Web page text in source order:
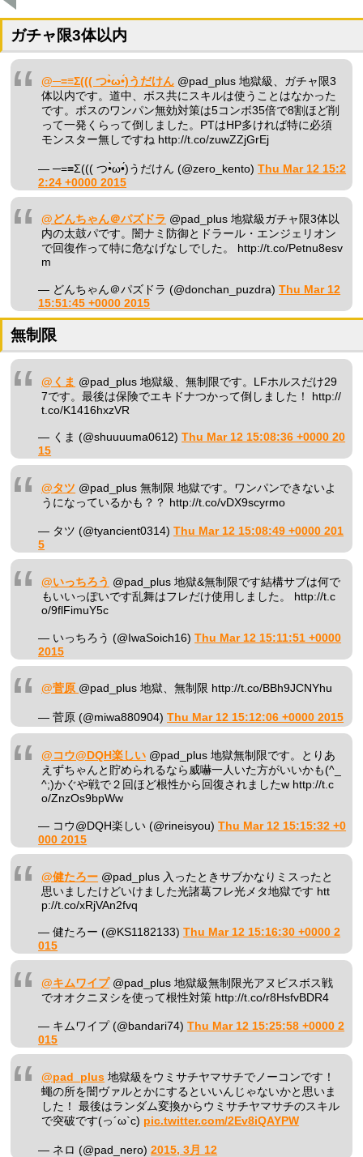
ガチャ限3体以内
@─=≡Σ((( つ•̀ω•́)うだけん @pad_plus 地獄級、ガチャ限3
体以内です。道中、ボス共にスキルは使うことはなかった
です。ボスのワンパン無効対策は5コンボ35倍で8割ほど削
って一発くらって倒しました。PTはHP多ければ特に必須
モンスター無しですね http://t.co/zuwZZjGrEj
— ─=≡Σ((( つ•̀ω•́)うだけん (@zero_kento)Thu Mar 12 15:2
2:24 +0000 2015
@どんちゃん＠パズドラ @pad_plus 地獄級ガチャ限3体以
内の太鼓パです。闇ナミ防御とドラール・エンジェリオン
で回復作って特に危なげなしでした。 http://t.co/Petnu8esv
m
— どんちゃん＠パズドラ (@donchan_puzdra)Thu Mar 12
15:51:45 +0000 2015
無制限
@くま @pad_plus 地獄級、無制限です。LFホルスだけ29
7です。最後は保険でエキドナつかって倒しました！ http://
t.co/K1416hxzVR
— くま (@shuuuuma0612)Thu Mar 12 15:08:36 +0000 20
15
@タツ @pad_plus 無制限 地獄です。ワンパンできないよ
うになっているかも？？ http://t.co/vDX9scyrmo
— タツ (@tyancient0314)Thu Mar 12 15:08:49 +0000 201
5
@いっちろう @pad_plus 地獄&無制限です結構サブは何で
もいいっぽいです乱舞はフレだけ使用しました。 http://t.c
o/9flFimuY5c
— いっちろう (@IwaSoich16)Thu Mar 12 15:11:51 +0000
2015
@菅原 @pad_plus 地獄、無制限 http://t.co/BBh9JCNYhu
— 菅原 (@miwa880904)Thu Mar 12 15:12:06 +0000 2015
@コウ@DQH楽しい @pad_plus 地獄無制限です。とりあ
えずちゃんと貯められるなら威嚇一人いた方がいいかも(^_
^;)かぐや戦で２回ほど根性から回復されましたw http://t.c
o/ZnzOs9bpWw
— コウ@DQH楽しい (@rineisyou)Thu Mar 12 15:15:32 +0
000 2015
@健たろー @pad_plus 入ったときサブかなりミスったと
思いましたけどいけました光諸葛フレ光メタ地獄です htt
p://t.co/xRjVAn2fvq
— 健たろー (@KS1182133)Thu Mar 12 15:16:30 +0000 2
015
@キムワイプ@pad_plus 地獄級無制限光アヌビスボス戦
でオオクニヌシを使って根性対策 http://t.co/r8HsfvBDR4
— キムワイプ (@bandari74)Thu Mar 12 15:25:58 +0000 2
015
@pad_plus 地獄級をウミサチヤマサチでノーコンです！
蠅の所を闇ヴァルとかにするといいんじゃないかと思いま
した！ 最後はランダム変換からウミサチヤマサチのスキル
で突破です(っ´ω`c) pic.twitter.com/2Ev8iQAYPW
— ネロ (@pad_nero)2015, 3月 12